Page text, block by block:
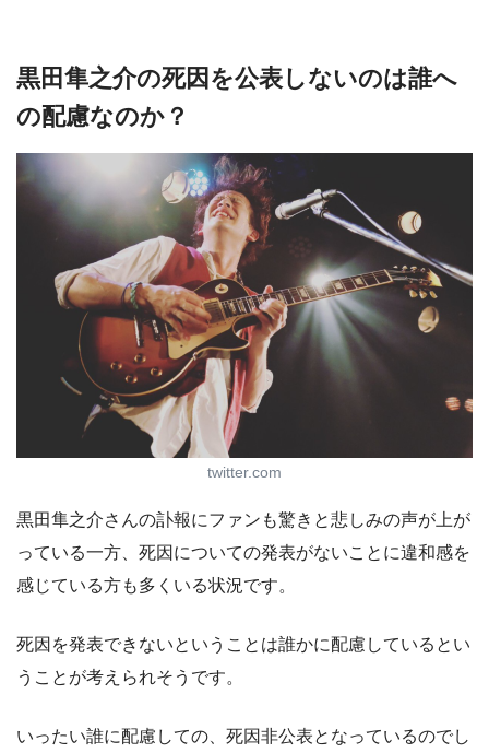
黒田隼之介の死因を公表しないのは誰へ
の配慮なのか？
twitter.com
黒田隼之介さんの訃報にファンも驚きと悲しみの声が上が
っている一方、死因についての発表がないことに違和感を
感じている方も多くいる状況です。
死因を発表できないということは誰かに配慮しているとい
うことが考えられそうです。
いったい誰に配慮しての、死因非公表となっているのでし